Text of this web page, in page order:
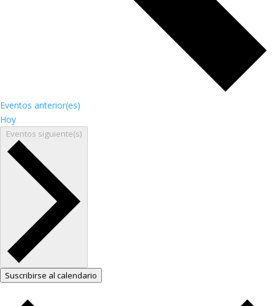
Eventos anterior(es)
Hoy
Eventos siguiente(s)
Suscribirse al calendario